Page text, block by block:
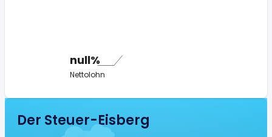
null%
Nettolohn
Der Steuer-Eisberg